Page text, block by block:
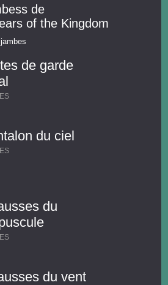
de
of the Kingdom
de garde
du ciel
du
du vent